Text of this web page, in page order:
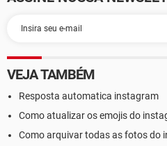
VEJA TAMBÉM
Resposta automatica instagram
Como atualizar os emojis do
Como arquivar todas as fotos do